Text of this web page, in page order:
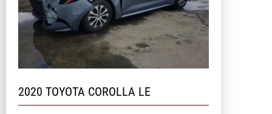
2020 TOYOTA COROLLA LE